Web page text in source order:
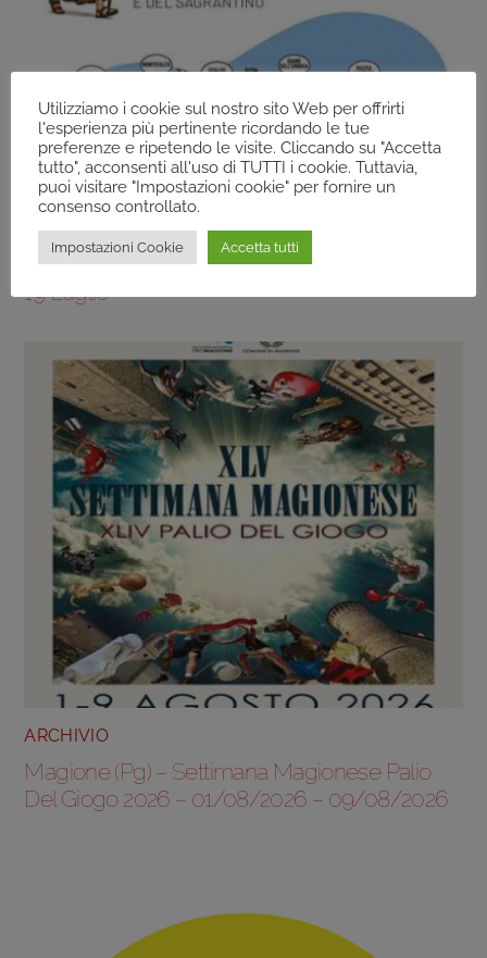
ARCHIVIO
Trevi (Pg) – “San Francesco Nelle Terre Del
Sagrantino”, Trekking Per BAMBINI – Dal 18 Al
19 Luglio
ARCHIVIO
Magione (Pg) – Settimana Magionese Palio
Del Giogo 2026 – 01/08/2026 – 09/08/2026
Utilizziamo i cookie sul nostro sito Web per offrirti
l'esperienza più pertinente ricordando le tue
preferenze e ripetendo le visite. Cliccando su "Accetta
tutto", acconsenti all'uso di TUTTI i cookie. Tuttavia,
puoi visitare "Impostazioni cookie" per fornire un
consenso controllato.
Impostazioni Cookie Accetta tutti